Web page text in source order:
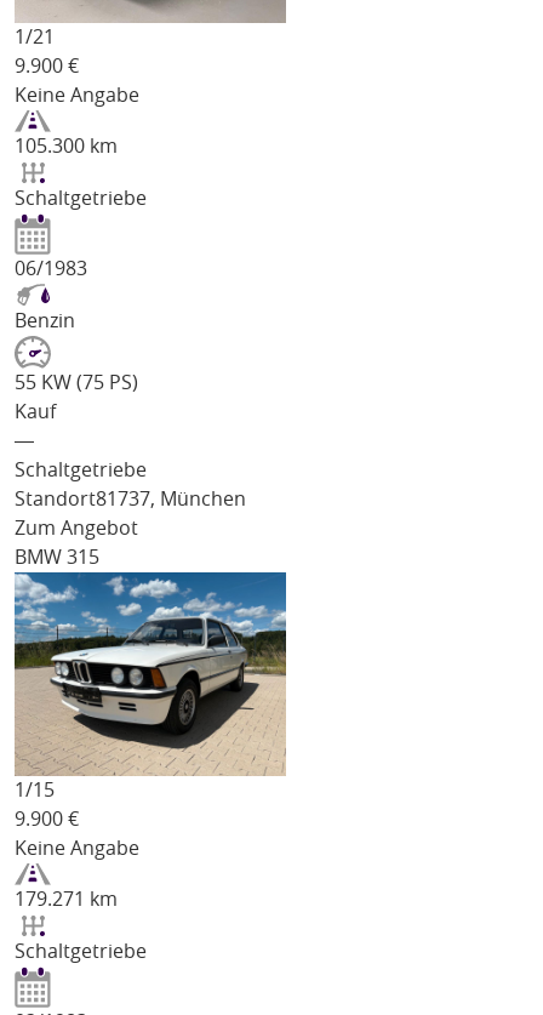
1/21
9.900 €
Keine Angabe
105.300 km
Schaltgetriebe
06/1983
Benzin
55 KW (75 PS)
Kauf
―
Schaltgetriebe
Standort81737, München
Zum Angebot
BMW 315
1/15
9.900 €
Keine Angabe
179.271 km
Schaltgetriebe